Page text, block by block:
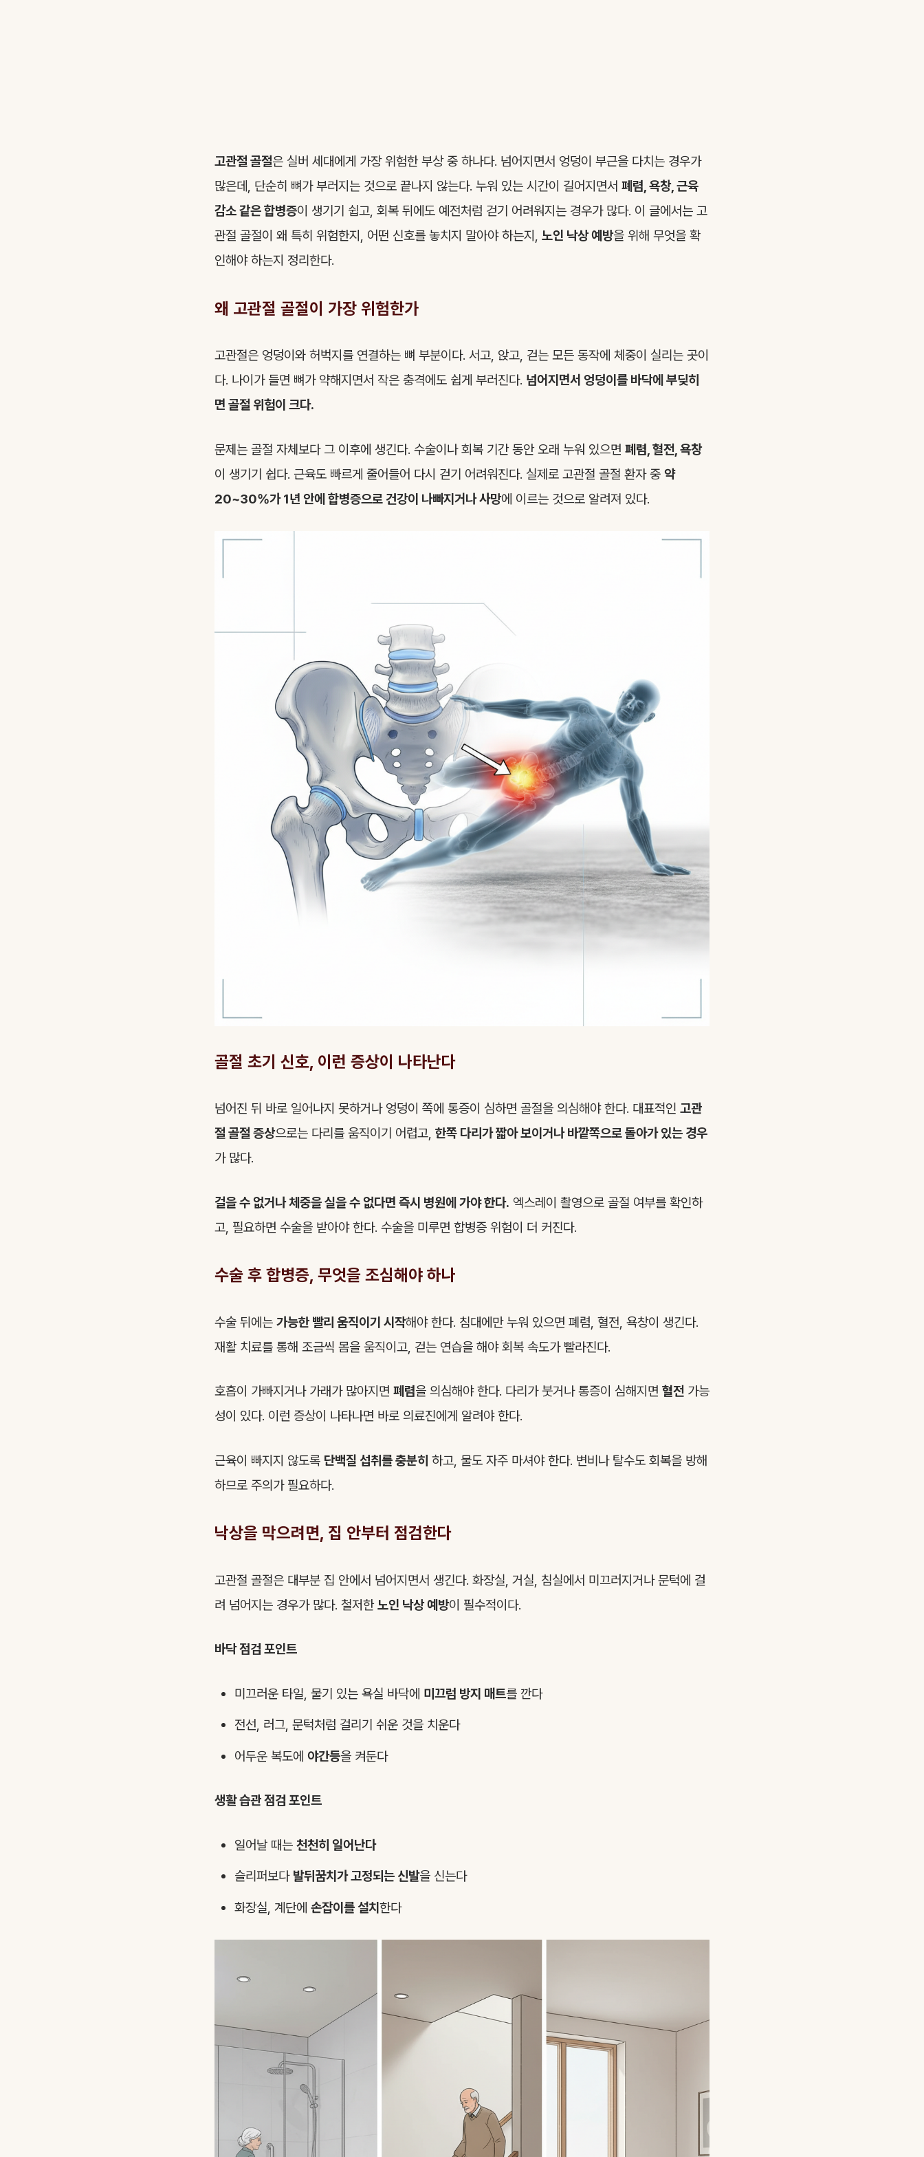
고관절 골절은 실버 세대에게 가장 위험한 부상 중 하나다. 넘어지면서 엉덩이 부근을 다치는 경우가
많은데, 단순히 뼈가 부러지는 것으로 끝나지 않는다. 누워 있는 시간이 길어지면서 폐렴, 욕창, 근육
감소 같은 합병증이 생기기 쉽고, 회복 뒤에도 예전처럼 걷기 어려워지는 경우가 많다. 이 글에서는 고
관절 골절이 왜 특히 위험한지, 어떤 신호를 놓치지 말아야 하는지, 노인 낙상 예방을 위해 무엇을 확
인해야 하는지 정리한다.
왜 고관절 골절이 가장 위험한가
고관절은 엉덩이와 허벅지를 연결하는 뼈 부분이다. 서고, 앉고, 걷는 모든 동작에 체중이 실리는 곳이
다. 나이가 들면 뼈가 약해지면서 작은 충격에도 쉽게 부러진다. 넘어지면서 엉덩이를 바닥에 부딪히
면 골절 위험이 크다.
문제는 골절 자체보다 그 이후에 생긴다. 수술이나 회복 기간 동안 오래 누워 있으면 폐렴, 혈전, 욕창
이 생기기 쉽다. 근육도 빠르게 줄어들어 다시 걷기 어려워진다. 실제로 고관절 골절 환자 중 약
20~30%가 1년 안에 합병증으로 건강이 나빠지거나 사망에 이르는 것으로 알려져 있다.
골절 초기 신호, 이런 증상이 나타난다
넘어진 뒤 바로 일어나지 못하거나 엉덩이 쪽에 통증이 심하면 골절을 의심해야 한다. 대표적인 고관
절 골절 증상으로는 다리를 움직이기 어렵고, 한쪽 다리가 짧아 보이거나 바깥쪽으로 돌아가 있는 경우
가 많다.
걸을 수 없거나 체중을 실을 수 없다면 즉시 병원에 가야 한다. 엑스레이 촬영으로 골절 여부를 확인하
고, 필요하면 수술을 받아야 한다. 수술을 미루면 합병증 위험이 더 커진다.
수술 후 합병증, 무엇을 조심해야 하나
수술 뒤에는 가능한 빨리 움직이기 시작해야 한다. 침대에만 누워 있으면 폐렴, 혈전, 욕창이 생긴다.
재활 치료를 통해 조금씩 몸을 움직이고, 걷는 연습을 해야 회복 속도가 빨라진다.
호흡이 가빠지거나 가래가 많아지면 폐렴을 의심해야 한다. 다리가 붓거나 통증이 심해지면 혈전 가능
성이 있다. 이런 증상이 나타나면 바로 의료진에게 알려야 한다.
근육이 빠지지 않도록 단백질 섭취를 충분히 하고, 물도 자주 마셔야 한다. 변비나 탈수도 회복을 방해
하므로 주의가 필요하다.
낙상을 막으려면, 집 안부터 점검한다
고관절 골절은 대부분 집 안에서 넘어지면서 생긴다. 화장실, 거실, 침실에서 미끄러지거나 문턱에 걸
려 넘어지는 경우가 많다. 철저한노인 낙상 예방이 필수적이다.
바닥 점검 포인트
미끄러운 타일, 물기 있는 욕실 바닥에 미끄럼 방지 매트를 깐다
전선, 러그, 문턱처럼 걸리기 쉬운 것을 치운다
어두운 복도에 야간등을 켜둔다
생활 습관 점검 포인트
일어날 때는 천천히 일어난다
슬리퍼보다 발뒤꿈치가 고정되는 신발을 신는다
화장실, 계단에 손잡이를 설치한다